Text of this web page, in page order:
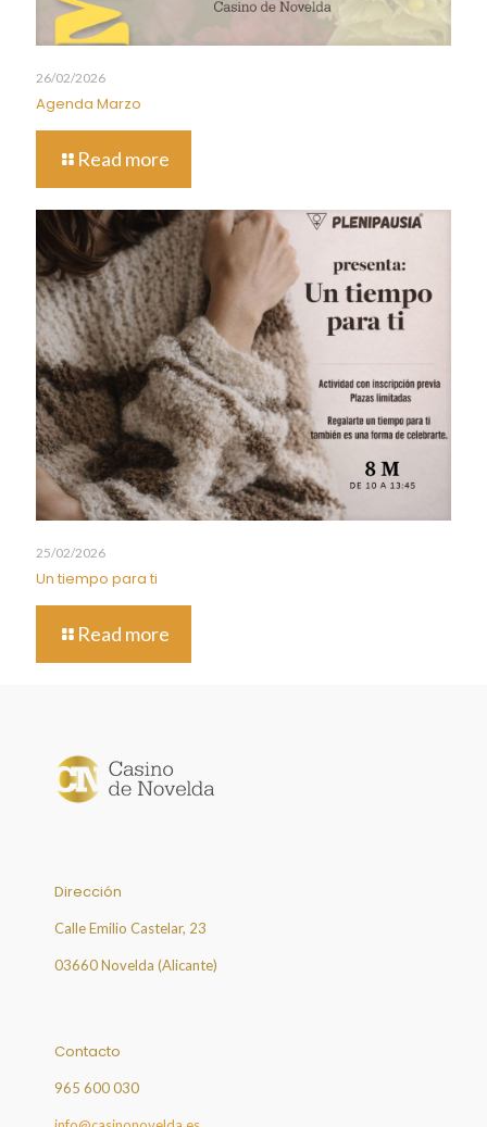
26/02/2026
Agenda Marzo
Read more
25/02/2026
Un tiempo para ti
Read more
Dirección
Calle Emilio Castelar, 23
03660 Novelda (Alicante)
Contacto
965 600 030